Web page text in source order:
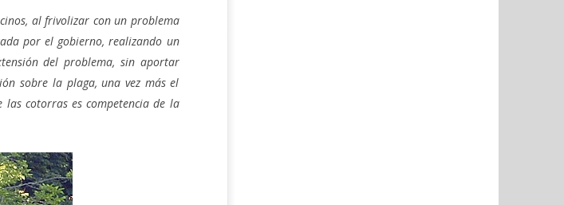
al frivolizar con un problema
por el gobierno, realizando un
del problema, sin aportar
sobre la plaga, una vez más el
cotorras es competencia de la